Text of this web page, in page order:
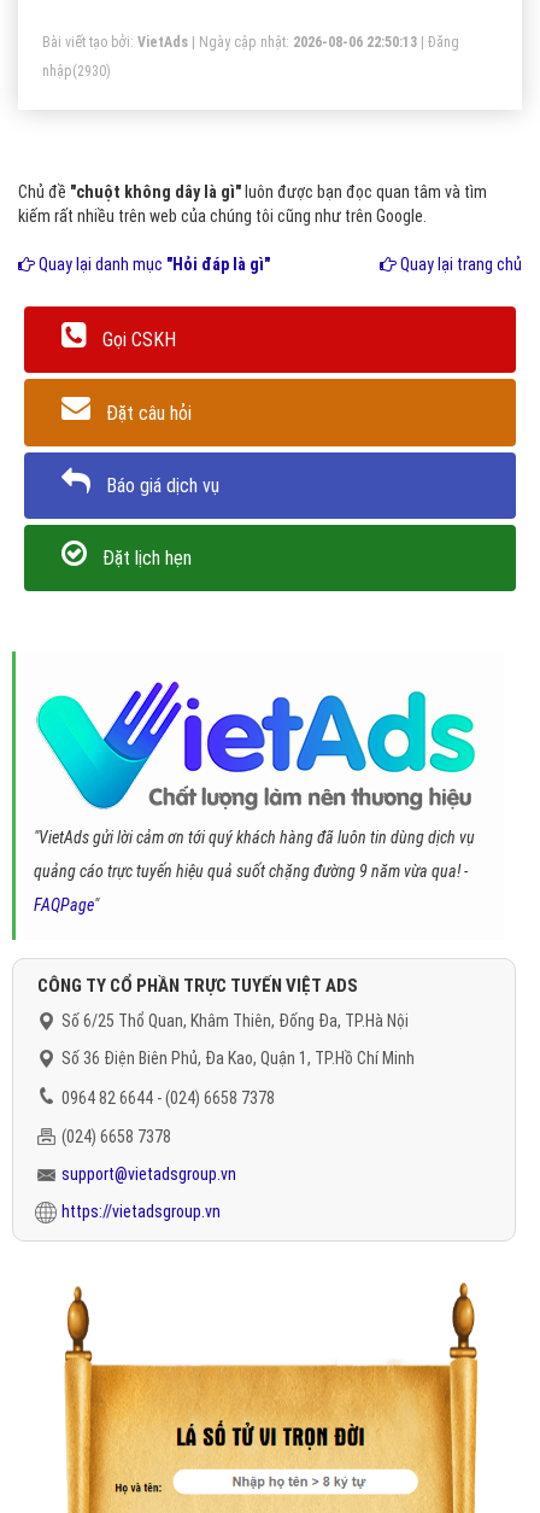
Bài viết tạo bởi: VietAds | Ngày cập nhật: 2026-08-06 22:50:13
Đăng
nhập(2930)
Chủ đề "chuột không dây là gì" luôn được bạn đọc quan tâm và tìm
kiếm rất nhiều trên web của chúng tôi cũng như trên Google.
Quay lại danh mục "Hỏi đáp là gì" Quay lại trang chủ
Gọi CSKH
Đặt câu hỏi
Báo giá dịch vụ
Đặt lịch hẹn
"VietAds gửi lời cảm ơn tới quý khách hàng đã luôn tin dùng dịch vụ
quảng cáo trực tuyến hiệu quả suốt chặng đường 9 năm vừa qua! -
FAQPage"
CÔNG TY CỔ PHẦN TRỰC TUYẾN VIỆT ADS
Số 6/25 Thổ Quan, Khâm Thiên, Đống Đa, TP.Hà Nội
Số 36 Điện Biên Phủ, Đa Kao, Quận 1, TP.Hồ Chí Minh
0964 82 6644 - (024) 6658 7378
(024) 6658 7378
support@vietadsgroup.vn
https://vietadsgroup.vn